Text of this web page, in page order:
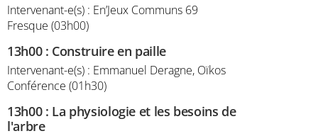
Intervenant-e(s) : En’Jeux Communs 69
Fresque (03h00)
13h00: Construire en paille
Intervenant-e(s) : Emmanuel Deragne, Oïkos
Conférence (01h30)
13h00: La physiologie et les besoins de
l'arbre